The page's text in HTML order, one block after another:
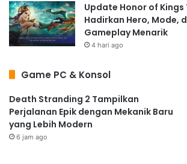
Update Honor of Kings
Hadirkan Hero, Mode,
Gameplay Menarik
4 hari ago
Game PC & Konsol
Death Stranding 2 Tampilkan
Perjalanan Epik dengan Mekanik Baru
yang Lebih Modern
6 jam ago